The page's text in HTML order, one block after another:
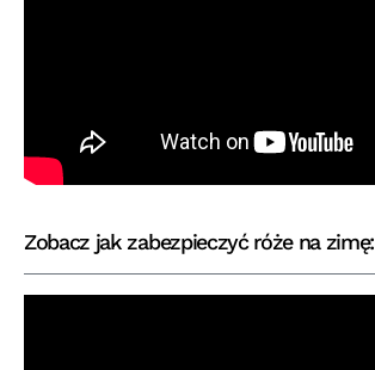
Zobacz jak zabezpieczyć róże na zimę: